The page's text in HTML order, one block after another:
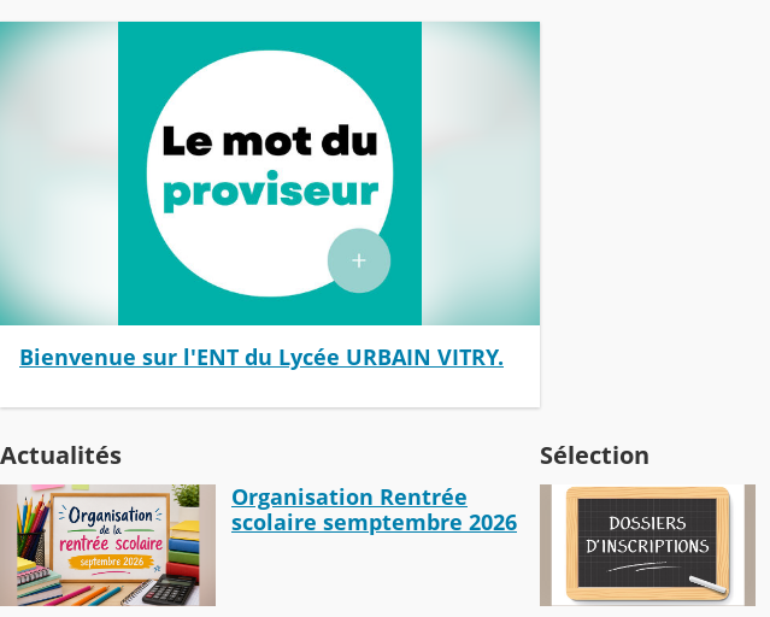
Bienvenue sur l'ENT du Lycée URBAIN VITRY.
Actualités
Organisation Rentrée
scolaire semptembre 2026
Sélection